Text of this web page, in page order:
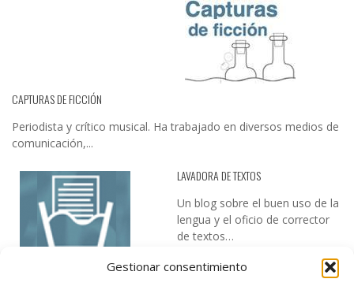
Gestionar consentimiento
CAPTURAS DE FICCIÓN
Periodista y crítico musical. Ha trabajado en diversos medios de
comunicación,...
LAVADORA DE TEXTOS
Un blog sobre el buen uso de la
lengua y el oficio de corrector
de textos…